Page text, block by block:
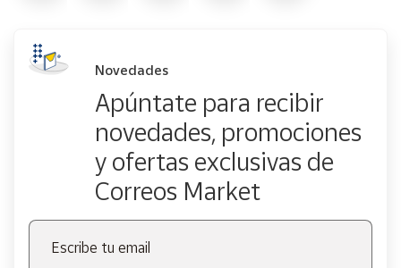
Novedades
Apúntate para recibir
novedades, promociones
y ofertas exclusivas de
Correos Market
Escribe tu email